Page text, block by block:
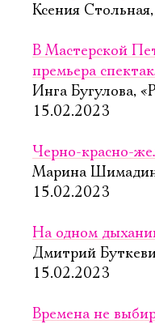
Ксения
В Мастерской
премьера
Инга Бугулова,
15.02.2023
Черно-красно-
Марина
15.02.2023
На одном
Дмитрий
15.02.2023
Времена не